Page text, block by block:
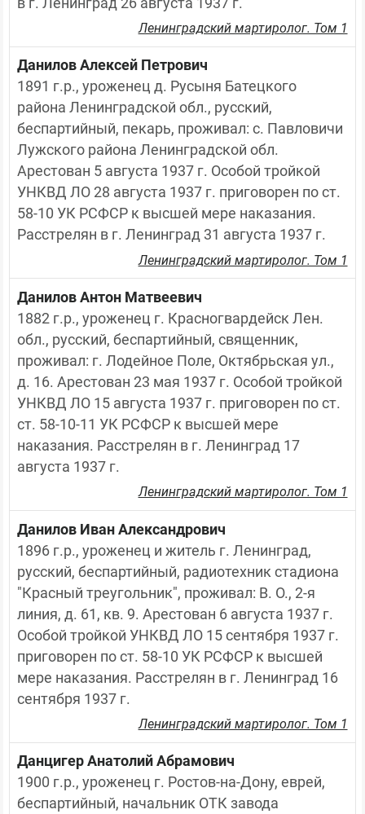
Ленинградский мартиролог. Том 1
Данилов Алексей Петрович
1891 г.р., уроженец д. Русыня Батецкого
района Ленинградской обл., русский,
беспартийный, пекарь, проживал: с. Павловичи
Лужского района Ленинградской обл.
Арестован 5 августа 1937 г. Особой тройкой
УНКВД ЛО 28 августа 1937 г. приговорен по ст.
58-10 УК РСФСР к высшей мере наказания.
Расстрелян в г. Ленинград 31 августа 1937 г.
Ленинградский мартиролог. Том 1
Данилов Антон Матвеевич
1882 г.р., уроженец г. Красногвардейск Лен.
обл., русский, беспартийный, священник,
проживал: г. Лодейное Поле, Октябрьская ул.,
д. 16. Арестован 23 мая 1937 г. Особой тройкой
УНКВД ЛО 15 августа 1937 г. приговорен по ст.
ст. 58-10-11 УК РСФСР к высшей мере
наказания. Расстрелян в г. Ленинград 17
августа 1937 г.
Ленинградский мартиролог. Том 1
Данилов Иван Александрович
1896 г.р., уроженец и житель г. Ленинград,
русский, беспартийный, радиотехник стадиона
"Красный треугольник", проживал: В. О., 2-я
линия, д. 61, кв. 9. Арестован 6 августа 1937 г.
Особой тройкой УНКВД ЛО 15 сентября 1937 г.
приговорен по ст. 58-10 УК РСФСР к высшей
мере наказания. Расстрелян в г. Ленинград 16
сентября 1937 г.
Ленинградский мартиролог. Том 1
Данцигер Анатолий Абрамович
1900 г.р., уроженец г. Ростов-на-Дону, еврей,
беспартийный, начальник ОТК завода